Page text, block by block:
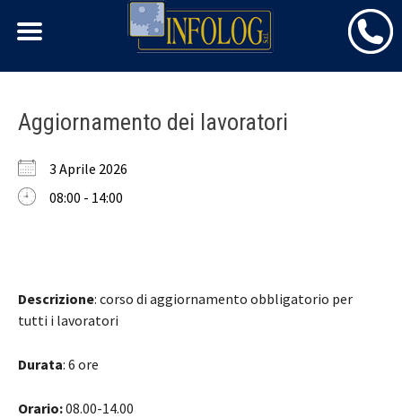
Skip
content
Aggiornamento dei lavoratori
3 Aprile 2026
08:00 - 14:00
Descrizione: corso di aggiornamento obbligatorio per
tutti i lavoratori
Durata: 6 ore
Orario:08.00-14.00